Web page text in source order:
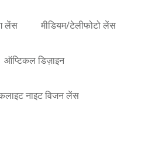
लेंस मीडियम/टेलीफोटो लेंस
ऑप्टिकल डिज़ाइन
नाइट विजन लेंस